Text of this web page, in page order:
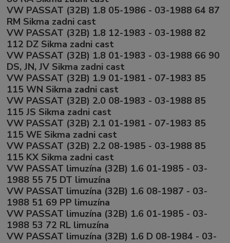
VW PASSAT (32B) 1.8 05-1986 - 03-1988 64 87
RM Sikma zadni cast
VW PASSAT (32B) 1.8 12-1983 - 03-1988 82
112 DZ Sikma zadni cast
VW PASSAT (32B) 1.8 01-1983 - 03-1988 66 90
DS, JN, JV Sikma zadni cast
VW PASSAT (32B) 1.9 01-1981 - 07-1983 85
115 WN Sikma zadni cast
VW PASSAT (32B) 2.0 08-1983 - 03-1988 85
115 JS Sikma zadni cast
VW PASSAT (32B) 2.1 01-1981 - 07-1983 85
115 WE Sikma zadni cast
VW PASSAT (32B) 2.2 08-1985 - 03-1988 85
115 KX Sikma zadni cast
VW PASSAT limuzína (32B) 1.6 01-1985 - 03-
1988 55 75 DT limuzína
VW PASSAT limuzína (32B) 1.6 08-1987 - 03-
1988 51 69 PP limuzína
VW PASSAT limuzína (32B) 1.6 01-1985 - 03-
1988 53 72 RL limuzína
VW PASSAT limuzína (32B) 1.6 D 08-1984 - 03-